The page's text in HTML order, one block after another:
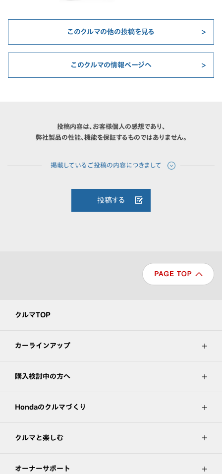
このクルマの他の投稿を見る
このクルマの情報ページへ
投稿内容は、お客様個人の感想であり、
弊社製品の性能、機能を保証するものではありません。
投稿する
クルマTOP
カーラインアップ
購入検討中の方へ
Hondaのクルマづくり
クルマと楽しむ
オーナーサポート